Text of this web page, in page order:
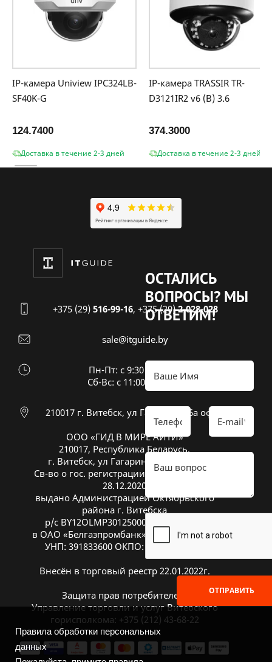
IP-камера Uniview IPC324LB-
SF40K-G
124.7400
Доставка в течение 2-3 дней
IP-камера TRASSIR TR-
D3121IR2 v6 (B) 3.6
374.3000
Доставка в течение 2-3 дней
+375 (29) 516-99-16, +375 (29)2-028-028
sale@itguide.by
Пн-Пт: с 9:30 до 18:30
Cб-Вс: с 11:00 до 16:00
210017 г. Витебск, ул Гагарина 26а оф 20
ООО «ГИД В МИРЕ АЙТИ»
210017, Республика Беларусь,
г. Витебск, ул Гагарина 26А, оф. 20
Св-во о гос. регистрации № 391833600 от
28.12.2020
выдано Администрацией Октябрьского
района г. Витебска
р/с BY12OLMP30125000269700000933
в ОАО «Белгазпромбанк», код OLMPBY2X
УНП: 391833600 ОКПО: 504669272000
Внесён в торговый реестр 22.01.2022г.
Защита прав потребителей:
Управление торговли и услуг Витебского
горисполкома: +375 (212) 43-68-22
ОСТАЛИСЬ
ВОПРОСЫ? МЫ
ОТВЕТИМ!
ОТПРАВИТЬ
Правила обработки персональных
данных